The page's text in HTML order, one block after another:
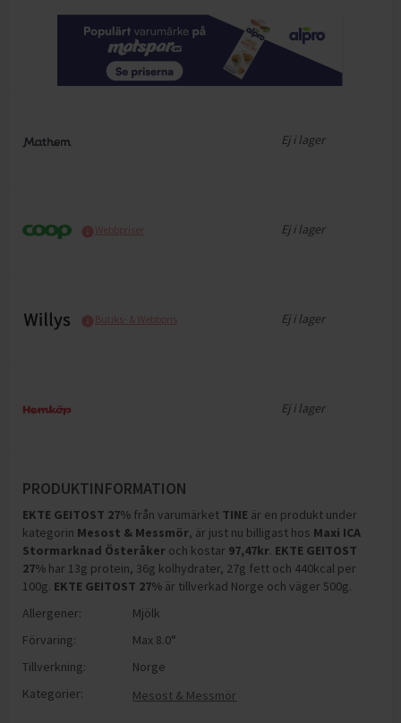
Ej i lager
Webbpriser Ej i lager
Butiks- & Webbpris Ej i lager
Ej i lager
PRODUKTINFORMATION
EKTE GEITOST 27% från varumärket TINE är en produkt under
kategorin Mesost & Messmör, är just nu billigast hos Maxi ICA
Stormarknad Österåker och kostar 97,47kr. EKTE GEITOST
27% har 13g protein, 36g kolhydrater, 27g fett och 440kcal per
100g. EKTE GEITOST 27% är tillverkad Norge och väger 500g.
Allergener:
Mjölk
Förvaring:
Max 8.0°
Tillverkning:
Norge
Kategorier:
Mesost & Messmör